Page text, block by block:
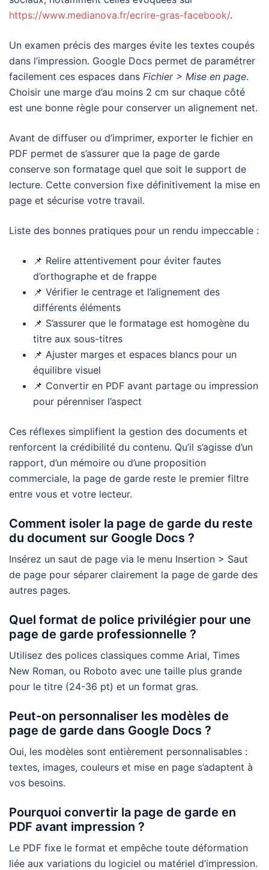
https://www.medianova.fr/ecrire-gras-facebook/.
Un examen précis des marges évite les textes coupés
dans l’impression. Google Docs permet de paramétrer
facilement ces espaces dans Fichier > Mise en page.
Choisir une marge d’au moins 2 cm sur chaque côté
est une bonne règle pour conserver un alignement net.
Avant de diffuser ou d’imprimer, exporter le fichier en
PDF permet de s’assurer que la page de garde
conserve son formatage quel que soit le support de
lecture. Cette conversion fixe définitivement la mise en
page et sécurise votre travail.
Liste des bonnes pratiques pour un rendu impeccable :
📌 Relire attentivement pour éviter fautes
d’orthographe et de frappe
📌 Vérifier le centrage et l’alignement des
différents éléments
📌 S’assurer que le formatage est homogène du
titre aux sous-titres
📌 Ajuster marges et espaces blancs pour un
équilibre visuel
📌 Convertir en PDF avant partage ou impression
pour pérenniser l’aspect
Ces réflexes simplifient la gestion des documents et
renforcent la crédibilité du contenu. Qu’il s’agisse d’un
rapport, d’un mémoire ou d’une proposition
commerciale, la page de garde reste le premier filtre
entre vous et votre lecteur.
Comment isoler la page de garde du reste
du document sur Google Docs ?
Insérez un saut de page via le menu Insertion > Saut
de page pour séparer clairement la page de garde des
autres pages.
Quel format de police privilégier pour une
page de garde professionnelle ?
Utilisez des polices classiques comme Arial, Times
New Roman, ou Roboto avec une taille plus grande
pour le titre (24-36 pt) et un format gras.
Peut-on personnaliser les modèles de
page de garde dans Google Docs ?
Oui, les modèles sont entièrement personnalisables :
textes, images, couleurs et mise en page s’adaptent à
vos besoins.
Pourquoi convertir la page de garde en
PDF avant impression ?
Le PDF fixe le format et empêche toute déformation
liée aux variations du logiciel ou matériel d’impression.